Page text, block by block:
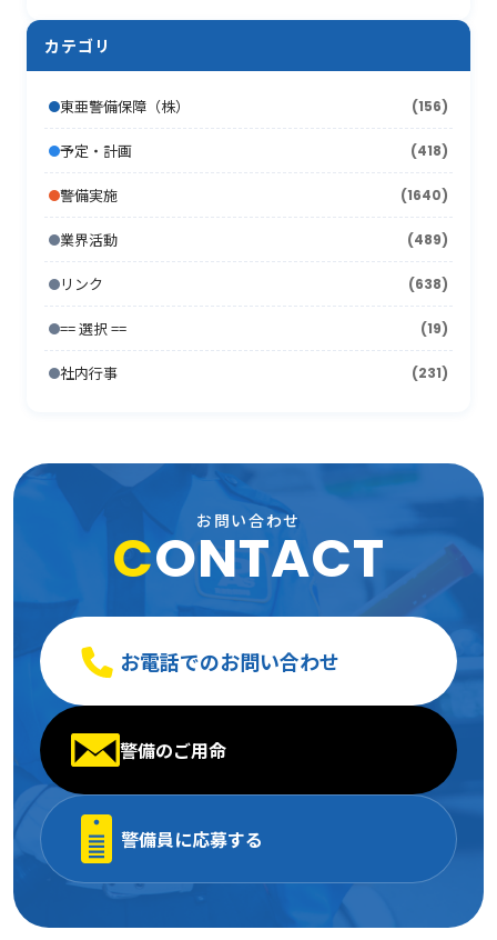
2014年1月
2013年2月
2013年1月 (7)
2012年4月 (12)
2012年2月 (11)
2012年1月 (10)
2011年5月 (11)
2011年4月 (12)
2011年3月 (13)
2011年1月 (12)
2010年6月
2010年4月 (15)
2010年3月 (18)
2010年2月 (7)
2010年1月 (13)
2009年7月
2009年5月 (16)
2009年3月 (22)
2009年2月 (15)
2009年1月 (16)
2008年8月
2008年7月 (15)
2008年6月 (10)
2008年5月 (21)
2008年4月 (11)
2008年3月 (26)
2008年2月 (15)
2008年1月 (10)
2007年9月
2007年8月 (22)
2007年7月 (21)
2007年6月 (17)
2007年5月 (24)
2007年4月 (21)
2007年3月 (31)
2007年2月 (33)
2006年11月 (20)
2006年9月 (44)
2006年8月 (26)
2006年7月 (22)
2006年6月 (26)
2006年5月 (23)
2006年4月
2006年1月
2005年12月 (19)
2005年11月 (24)
2005年10月 (13)
2005年8月 (14)
2005年7月 (8)
2005年6月 (9)
2005年5月 (11)
2005年1月
カテゴリ
東亜警備保障（株） (156)
予定・計画 (418)
警備実施 (1640)
業界活動 (489)
リンク (638)
== 選択 == (19)
社内行事 (231)
お問い合わせ
CONTACT
お電話でのお問い合わせ
警備のご用命
警備員に応募する